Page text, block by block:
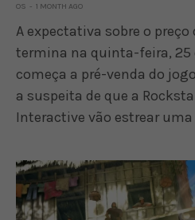
OS 1 MONTH AGO
A expectativa sobre o
termina na quinta-feira, 25
começa a pré-venda do
a suspeita de que a
Interactive vão estrear